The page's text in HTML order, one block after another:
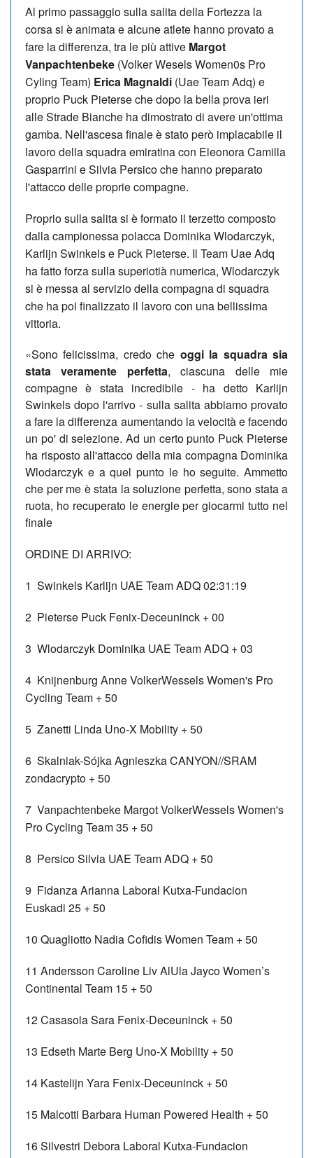
Al primo passaggio sulla salita della Fortezza la
corsa si è animata e alcune atlete hanno provato a
fare la differenza, tra le più attive Margot
Vanpachtenbeke (Volker Wesels Women0s Pro
Cyling Team) Erica Magnaldi (Uae Team Adq) e
proprio Puck Pieterse che dopo la bella prova ieri
alle Strade Bianche ha dimostrato di avere un'ottima
gamba. Nell'ascesa finale è stato però implacabile il
lavoro della squadra emiratina con Eleonora Camilla
Gasparrini e Silvia Persico che hanno preparato
l'attacco delle proprie compagne.
Proprio sulla salita si è formato il terzetto composto
dalla campionessa polacca Dominika Wlodarczyk,
Karlijn Swinkels e Puck Pieterse. Il Team Uae Adq
ha fatto forza sulla superiotià numerica, Wlodarczyk
si è messa al servizio della compagna di squadra
che ha poi finalizzato il lavoro con una bellissima
vittoria.
«Sono felicissima, credo che oggi la squadra sia
stata veramente perfetta, ciascuna delle mie
compagne è stata incredibile - ha detto Karlijn
Swinkels dopo l'arrivo - sulla salita abbiamo provato
a fare la differenza aumentando la velocità e facendo
un po' di selezione. Ad un certo punto Puck Pieterse
ha risposto all'attacco della mia compagna Dominika
Wlodarczyk e a quel punto le ho seguite. Ammetto
che per me è stata la soluzione perfetta, sono stata a
ruota, ho recuperato le energie per giocarmi tutto nel
finale
ORDINE DI ARRIVO:
1 Swinkels Karlijn UAE Team ADQ02:31:19
2 Pieterse Puck Fenix-Deceuninck + 00
3 Wlodarczyk Dominika UAE Team ADQ + 03
4 Knijnenburg AnneVolkerWessels Women's Pro
Cycling Team + 50
5 Zanetti Linda Uno-X Mobility + 50
6 Skalniak-Sójka AgnieszkaCANYON//SRAM
zondacrypto + 50
7 Vanpachtenbeke MargotVolkerWessels Women's
Pro Cycling Team35 + 50
8 Persico Silvia UAE Team ADQ + 50
9 Fidanza Arianna Laboral Kutxa-Fundacion
Euskadi 25 + 50
10 Quagliotto NadiaCofidis Women Team + 50
11 Andersson Caroline Liv AlUla Jayco Women’s
Continental Team 15 + 50
12 Casasola Sara Fenix-Deceuninck + 50
13 Edseth Marte Berg Uno-X Mobility + 50
14 Kastelijn Yara Fenix-Deceuninck + 50
15 Malcotti Barbara Human Powered Health + 50
16 Silvestri Debora Laboral Kutxa-Fundacion